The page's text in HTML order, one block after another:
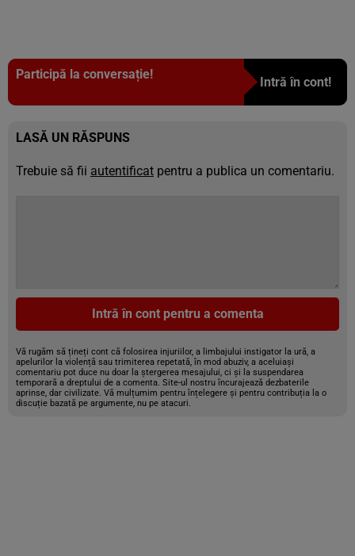
Participă la conversație!
Intră în cont!
LASĂ UN RĂSPUNS
Trebuie să fii autentificat pentru a publica un comentariu.
Intră în cont pentru a comenta
Vă rugăm să țineți cont că folosirea injuriilor, a limbajului instigator la ură, a
apelurilor la violență sau trimiterea repetată, în mod abuziv, a aceluiași
comentariu pot duce nu doar la ștergerea mesajului, ci și la suspendarea
temporară a dreptului de a comenta. Site-ul nostru încurajează dezbaterile
aprinse, dar civilizate. Vă mulțumim pentru înțelegere și pentru contribuția la o
discuție bazată pe argumente, nu pe atacuri.